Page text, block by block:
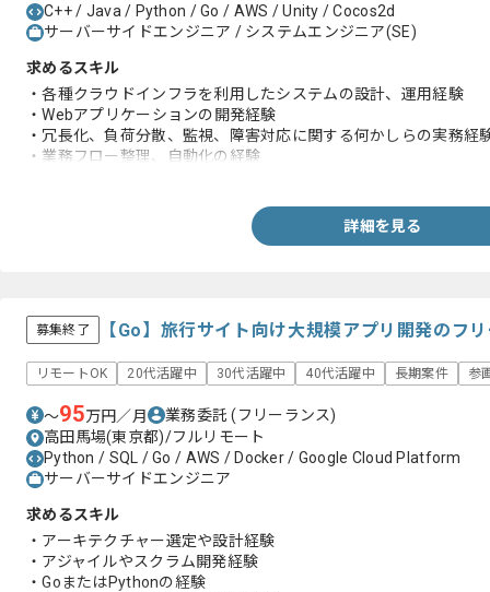
C++ / Java / Python / Go / AWS / Unity / Cocos2d
サーバーサイドエンジニア / システムエンジニア(SE)
求めるスキル
・各種クラウドインフラを利用したシステムの設計、運用経験
・Webアプリケーションの開発経験
・冗長化、負荷分散、監視、障害対応に関する何かしらの実務経
・業務フロー整理、自動化の経験
詳細を見る
募集終了 【Go】旅行サイト向け大規模アプリ開発のフ
リモートOK 20代活躍中 30代活躍中 40代活躍中 長期案件 参
〜95万円／月 業務委託(フリーランス)
高田馬場(東京都)/フルリモート
Python / SQL / Go / AWS / Docker / Google Cloud Platform
サーバーサイドエンジニア
求めるスキル
・アーキテクチャー選定や設計経験
・アジャイルやスクラム開発経験
・GoまたはPythonの経験